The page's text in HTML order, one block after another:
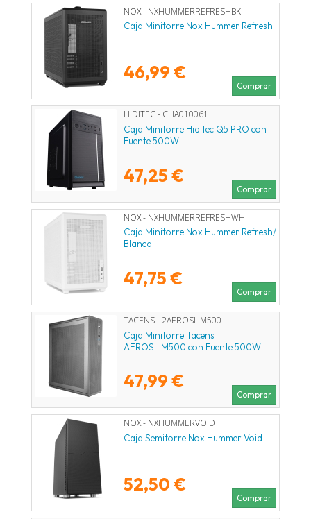
NOX - NXHUMMERREFRESHBK
Caja Minitorre Nox Hummer Refresh
46,99 €
Comprar
HIDITEC - CHA010061
Caja Minitorre Hiditec Q5 PRO con
Fuente 500W
47,25 €
Comprar
NOX - NXHUMMERREFRESHWH
Caja Minitorre Nox Hummer Refresh/
Blanca
47,75 €
Comprar
TACENS - 2AEROSLIM500
Caja Minitorre Tacens
AEROSLIM500 con Fuente 500W
47,99 €
Comprar
NOX - NXHUMMERVOID
Caja Semitorre Nox Hummer Void
52,50 €
Comprar